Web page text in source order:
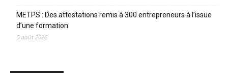
METPS : Des attestations remis à 300 entrepreneurs à l’issue
d’une formation
5 août 2026